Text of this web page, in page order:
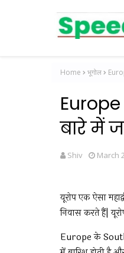
Home भूगोल
बारे में
Shiv March
यूरोप एक ऐसा
निवास करते हैं|
Europe के South